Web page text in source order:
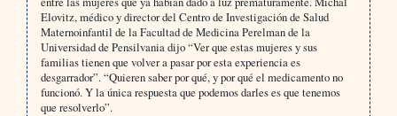
Elovitz, médico y director del Centro de Investigación de Salud
Maternoinfantil de la Facultad de Medicina Perelman de la
Universidad de Pensilvania dijo “Ver que estas mujeres y sus
familias tienen que volver a pasar por esta experiencia es
desgarrador”. “Quieren saber por qué, y por qué el medicamento no
funcionó. Y la única respuesta que podemos darles es que tenemos
que resolverlo”.